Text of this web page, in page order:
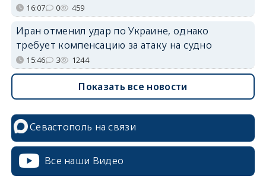
16:07 0 459
Иран отменил удар по Украине, однако
требует компенсацию за атаку на судно
15:46 3 1244
Показать все новости
Севастополь на связи
Все наши Видео